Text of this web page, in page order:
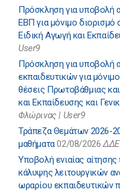
Πρόσκληση για
ΕΒΠ για μόνιμο διορισμό
Ειδική Αγωγή και
User9
Πρόσκληση για υποβολή
εκπαιδευτικών για
θέσεις Πρωτοβάθμιας
και Εκπαίδευσης και
Φλώρινας | User9
Τράπεζα Θεμάτων 2026-
μαθήματα 02/08/2026 ΔΔΕ
Υποβολή ενιαίας
κάλυψης λειτουργικών
ωραρίου εκπαιδευτικών